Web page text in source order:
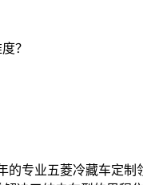
？
专业五菱冷藏车定